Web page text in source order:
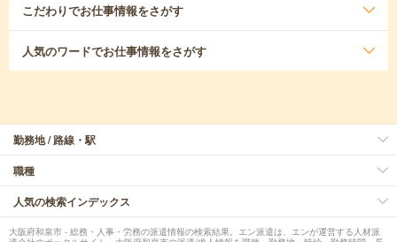
こだわりでお仕事情報をさがす
人気のワードでお仕事情報をさがす
勤務地 / 路線・駅
職種
人気の検索インデックス
大阪府和泉市 - 総務・人事・労務の派遣情報の検索結果。エン派遣は、エンが運営する人材派